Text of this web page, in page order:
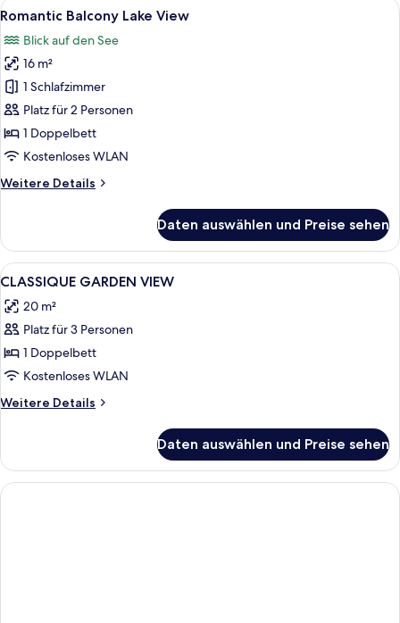
Alle
Fotos
für
Romantic
Balcony
Lake
View
anzeigen
5
Romantic Balcony Lake View
Blick auf den See
16 m²
1 Schlafzimmer
Platz für 2 Personen
1 Doppelbett
Kostenloses WLAN
Weitere Details
Weitere
Balcony
Lake
View
Daten auswählen und Preise sehen
Alle
Fotos
für
CLASSIQUE
GARDEN
VIEW
anzeigen
Minibar, Zimmersafe, Schreibtisch,
4
CLASSIQUE GARDEN VIEW
20 m²
Platz für 3 Personen
1 Doppelbett
Kostenloses WLAN
Weitere Details
Weitere
GARDEN
VIEW
Daten auswählen und Preise sehen